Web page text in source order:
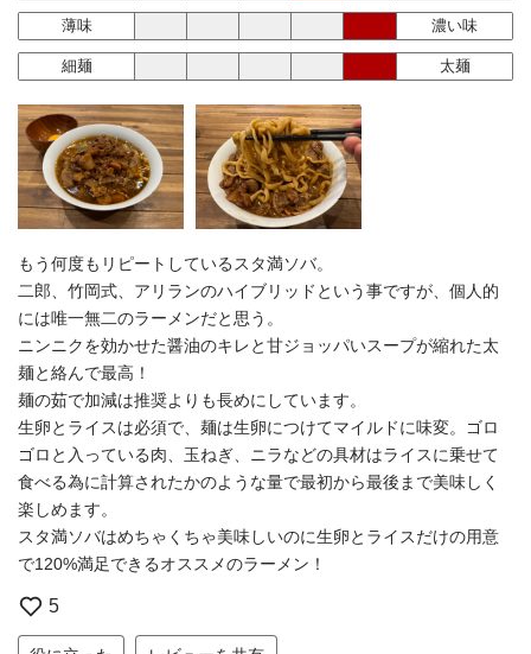
薄味 濃い味
細麺 太麺
もう何度もリピートしているスタ満ソバ。
二郎、竹岡式、アリランのハイブリッドという事ですが、個人的
には唯一無二のラーメンだと思う。
ニンニクを効かせた醤油のキレと甘ジョッパいスープが縮れた太
麺と絡んで最高！
麺の茹で加減は推奨よりも長めにしています。
生卵とライスは必須で、麺は生卵につけてマイルドに味変。ゴロ
ゴロと入っている肉、玉ねぎ、ニラなどの具材はライスに乗せて
食べる為に計算されたかのような量で最初から最後まで美味しく
楽しめます。
スタ満ソバはめちゃくちゃ美味しいのに生卵とライスだけの用意
で120%満足できるオススメのラーメン！
5